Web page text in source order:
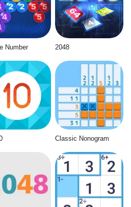
Number 2048
Classic Nonogram